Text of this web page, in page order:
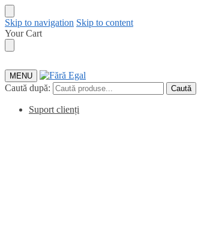
Skip to navigation Skip to content
Your Cart
MENU
Caută după: Caută
Suport clienți